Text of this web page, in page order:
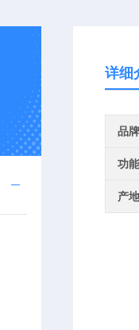
详细
品牌
功
产